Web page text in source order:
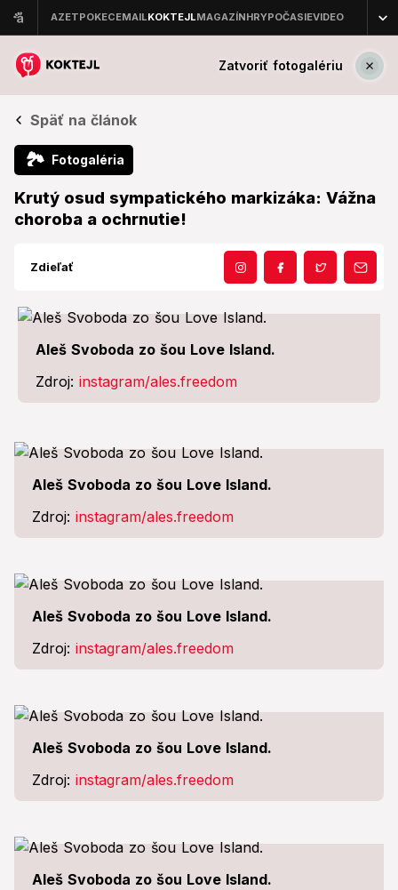
Zatvoriť fotogalériu
Späť na článok
🏞 Fotogaléria
Krutý osud sympatického markizáka: Vážna
choroba a ochrnutie!
Zdieľať
Aleš Svoboda zo šou Love Island.
Zdroj: instagram/ales.freedom
Aleš Svoboda zo šou Love Island.
Zdroj: instagram/ales.freedom
Aleš Svoboda zo šou Love Island.
Zdroj: instagram/ales.freedom
Aleš Svoboda zo šou Love Island.
Zdroj: instagram/ales.freedom
Aleš Svoboda zo šou Love Island.